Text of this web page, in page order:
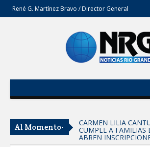
René G. Martínez Bravo / Director General
Del Estado
Secciones
Al Momento- Entrega SEBIEN
en Tampico